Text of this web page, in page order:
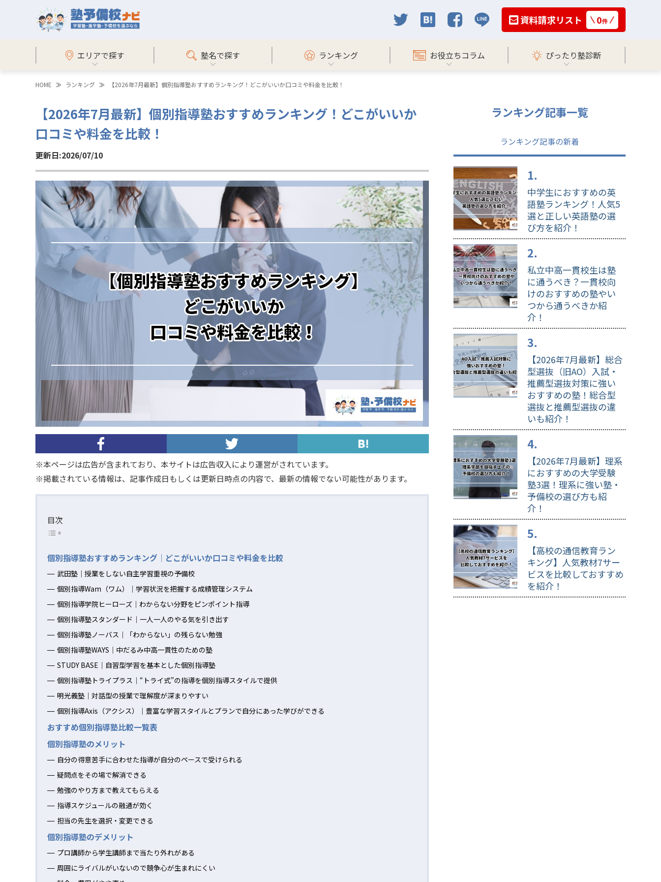
資料請求リスト 0件
エリアで探す 塾名で探す ランキング お役立ちコラム ぴったり塾診断
HOME ランキング 【2026年7月最新】個別指導塾おすすめランキング！どこがいいか口コミや料金を比較！
【2026年7月最新】個別指導塾おすすめランキング！どこがいいか
口コミや料金を比較！
更新日:2026/07/10
※本ページは広告が含まれており、本サイトは広告収入により運営がされています。
※掲載されている情報は、記事作成日もしくは更新日時点の内容で、最新の情報でない可能性があります。
目次
個別指導塾おすすめランキング｜どこがいいか口コミや料金を比較
武田塾｜授業をしない自主学習重視の予備校
個別指導Wam（ワム）｜学習状況を把握する成績管理システム
個別指導学院ヒーローズ｜わからない分野をピンポイント指導
個別指導塾スタンダード｜一人一人のやる気を引き出す
個別指導塾ノーバス｜「わからない」の残らない勉強
個別指導塾WAYS｜中だるみ中高一貫性のための塾
STUDY BASE｜自習型学習を基本とした個別指導塾
個別指導塾トライプラス｜“トライ式”の指導を個別指導スタイルで提供
明光義塾｜対話型の授業で理解度が深まりやすい
個別指導Axis（アクシス）｜豊富な学習スタイルとプランで自分にあった学びができる
おすすめ個別指導塾比較一覧表
個別指導塾のメリット
自分の得意苦手に合わせた指導が自分のペースで受けられる
疑問点をその場で解消できる
勉強のやり方まで教えてもらえる
指導スケジュールの融通が効く
担当の先生を選択・変更できる
個別指導塾のデメリット
プロ講師から学生講師まで当たり外れがある
周囲にライバルがいないので競争心が生まれにくい
ランキング記事一覧
ランキング記事の新着
中学生におすすめの英
語塾ランキング！人気5
選と正しい英語塾の選
び方を紹介！
私立中高一貫校生は塾
に通うべき？一貫校向
けのおすすめの塾やい
つから通うべきか紹
介！
【2026年7月最新】総合
型選抜（旧AO）入試・
推薦型選抜対策に強い
おすすめの塾！総合型
選抜と推薦型選抜の違
いも紹介！
【2026年7月最新】理系
におすすめの大学受験
塾3選！理系に強い塾・
予備校の選び方も紹
介！
【高校の通信教育ラン
キング】人気教材7サー
ビスを比較しておすすめ
を紹介！